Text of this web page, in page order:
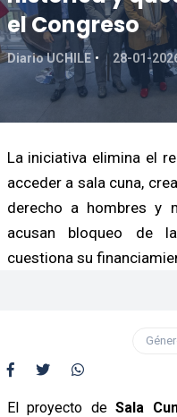
el Congreso
Diario UCHILE 28-01-
La iniciativa elimina el
acceder a sala cuna,
derecho a hombres y
acusan bloqueo de
cuestiona su
El proyecto deSala